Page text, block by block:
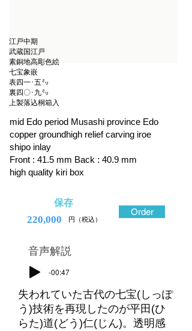
江戸中期
武蔵国江戸
素銅地高彫色絵
七宝象嵌
表四一･五㍉
裏四〇･九㍉
上製落込桐箱入
mid Edo period Musashi province Edo
copper groundhigh relief carving iroe
shipo inlay
Front : 41.5 mm Back : 40.9 mm
high quality kiri box
保存
220,000 円（税込）
Order
​音声解説
-00:47
失われていた古代の七宝(しっぽ
う)技術を再現したのが平田(ひ
らた)道(どう)仁(じん)。透明感